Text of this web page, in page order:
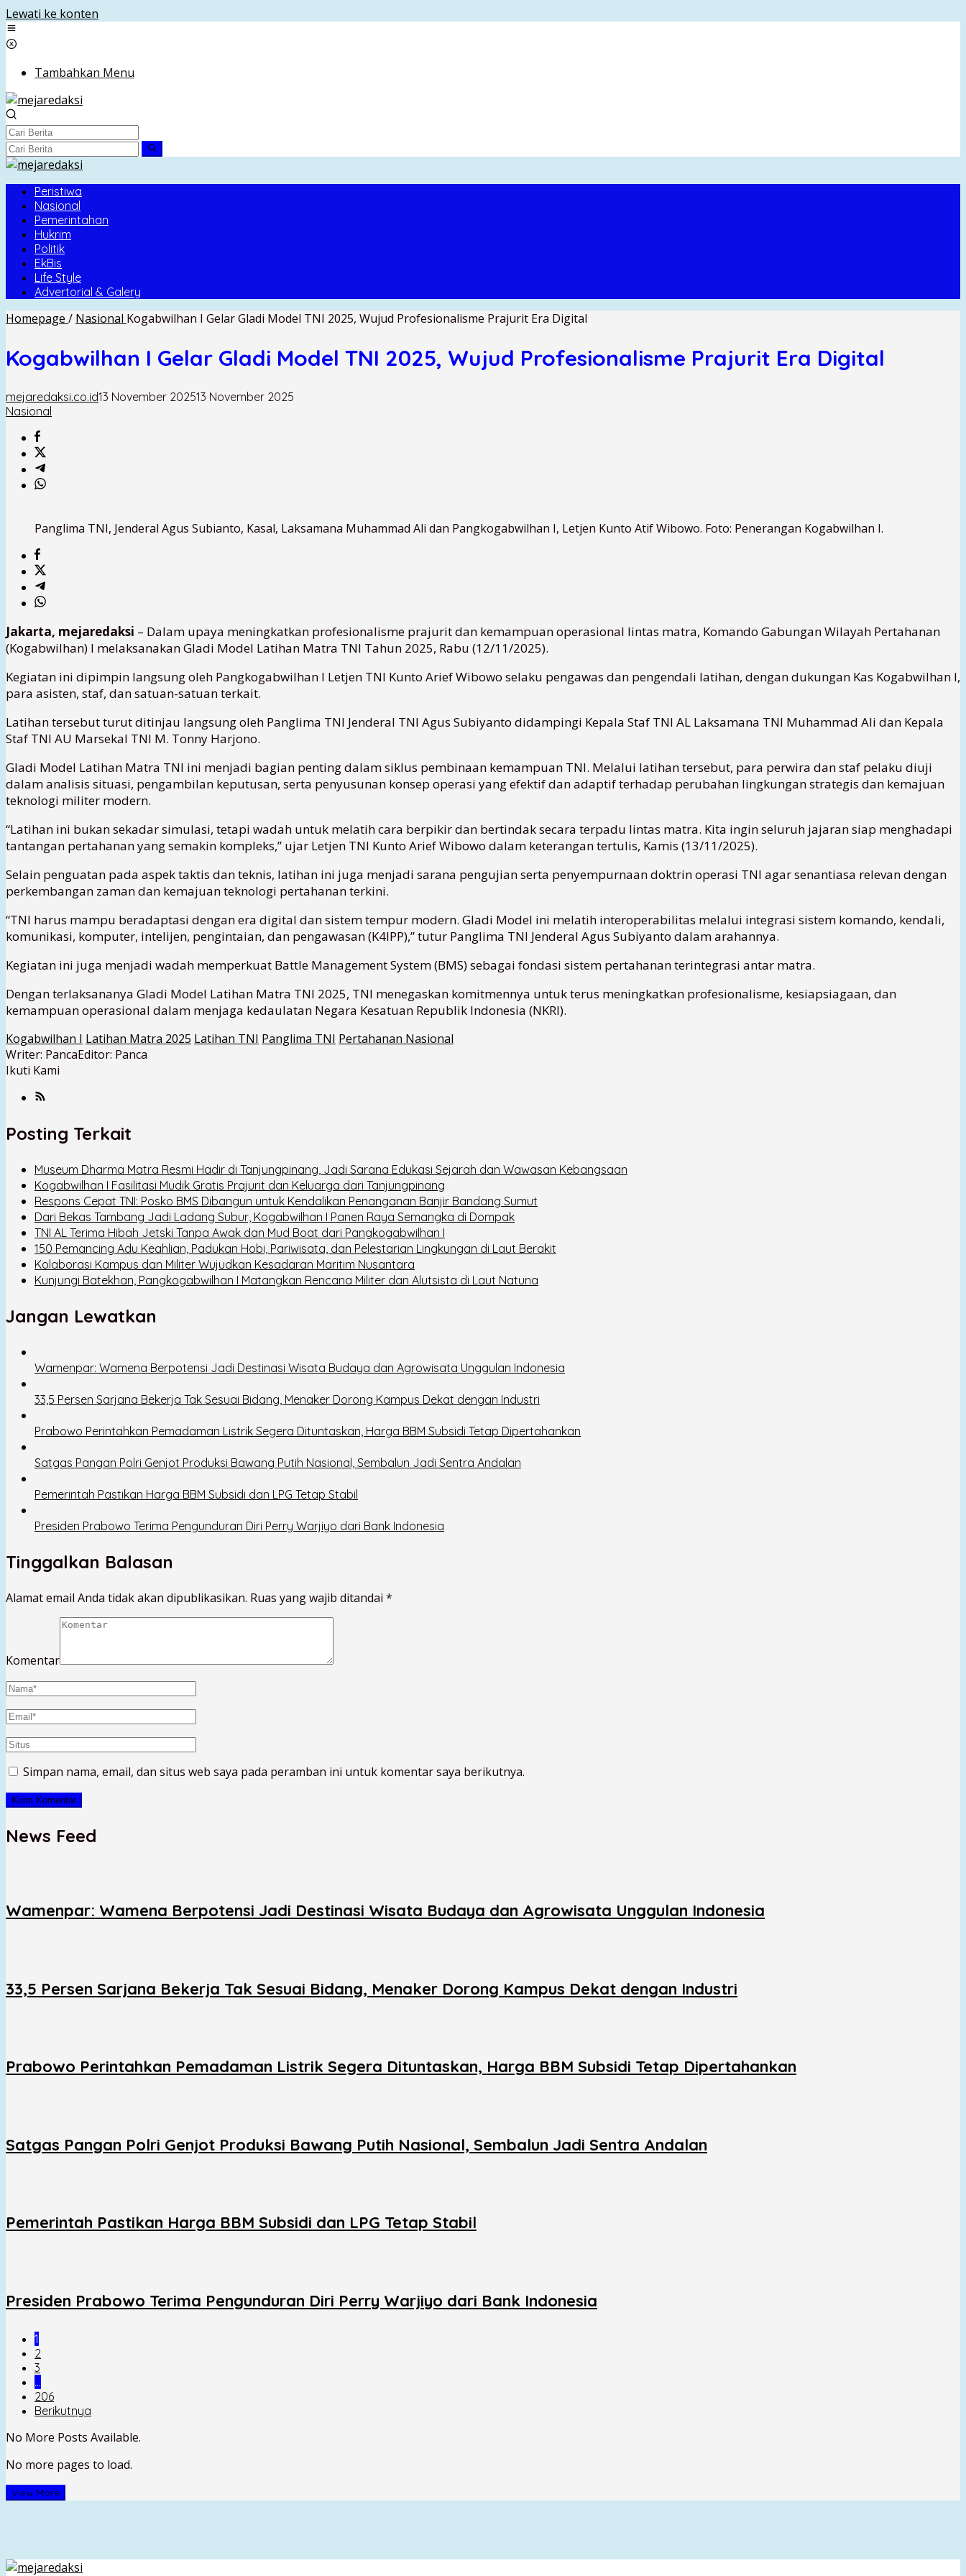
Lewati ke konten
Tambahkan Menu
Peristiwa
Nasional
Pemerintahan
Hukrim
Politik
EkBis
Life Style
Advertorial & Galery
Homepage / Nasional Kogabwilhan I Gelar Gladi Model TNI 2025, Wujud Profesionalisme Prajurit Era Digital
Kogabwilhan I Gelar Gladi Model TNI 2025, Wujud Profesionalisme Prajurit Era Digital
mejaredaksi.co.id13 November 202513 November 2025
Nasional
Panglima TNI, Jenderal Agus Subianto, Kasal, Laksamana Muhammad Ali dan Pangkogabwilhan I, Letjen Kunto Atif Wibowo. Foto: Penerangan Kogabwilhan I.
Jakarta, mejaredaksi – Dalam upaya meningkatkan profesionalisme prajurit dan kemampuan operasional lintas matra, Komando Gabungan Wilayah Pertahanan
(Kogabwilhan) I melaksanakan Gladi Model Latihan Matra TNI Tahun 2025, Rabu (12/11/2025).
Kegiatan ini dipimpin langsung oleh Pangkogabwilhan I Letjen TNI Kunto Arief Wibowo selaku pengawas dan pengendali latihan, dengan dukungan Kas Kogabwilhan I,
para asisten, staf, dan satuan-satuan terkait.
Latihan tersebut turut ditinjau langsung oleh Panglima TNI Jenderal TNI Agus Subiyanto didampingi Kepala Staf TNI AL Laksamana TNI Muhammad Ali dan Kepala
Staf TNI AU Marsekal TNI M. Tonny Harjono.
Gladi Model Latihan Matra TNI ini menjadi bagian penting dalam siklus pembinaan kemampuan TNI. Melalui latihan tersebut, para perwira dan staf pelaku diuji
dalam analisis situasi, pengambilan keputusan, serta penyusunan konsep operasi yang efektif dan adaptif terhadap perubahan lingkungan strategis dan kemajuan
teknologi militer modern.
“Latihan ini bukan sekadar simulasi, tetapi wadah untuk melatih cara berpikir dan bertindak secara terpadu lintas matra. Kita ingin seluruh jajaran siap menghadapi
tantangan pertahanan yang semakin kompleks,” ujar Letjen TNI Kunto Arief Wibowo dalam keterangan tertulis, Kamis (13/11/2025).
Selain penguatan pada aspek taktis dan teknis, latihan ini juga menjadi sarana pengujian serta penyempurnaan doktrin operasi TNI agar senantiasa relevan dengan
perkembangan zaman dan kemajuan teknologi pertahanan terkini.
“TNI harus mampu beradaptasi dengan era digital dan sistem tempur modern. Gladi Model ini melatih interoperabilitas melalui integrasi sistem komando, kendali,
komunikasi, komputer, intelijen, pengintaian, dan pengawasan (K4IPP),” tutur Panglima TNI Jenderal Agus Subiyanto dalam arahannya.
Kegiatan ini juga menjadi wadah memperkuat Battle Management System (BMS) sebagai fondasi sistem pertahanan terintegrasi antar matra.
Dengan terlaksananya Gladi Model Latihan Matra TNI 2025, TNI menegaskan komitmennya untuk terus meningkatkan profesionalisme, kesiapsiagaan, dan
kemampuan operasional dalam menjaga kedaulatan Negara Kesatuan Republik Indonesia (NKRI).
Kogabwilhan I Latihan Matra 2025 Latihan TNI Panglima TNI Pertahanan Nasional
Writer: PancaEditor: Panca
Ikuti Kami
Posting Terkait
Museum Dharma Matra Resmi Hadir di Tanjungpinang, Jadi Sarana Edukasi Sejarah dan Wawasan Kebangsaan
Kogabwilhan I Fasilitasi Mudik Gratis Prajurit dan Keluarga dari Tanjungpinang
Respons Cepat TNI: Posko BMS Dibangun untuk Kendalikan Penanganan Banjir Bandang Sumut
Dari Bekas Tambang Jadi Ladang Subur, Kogabwilhan I Panen Raya Semangka di Dompak
TNI AL Terima Hibah Jetski Tanpa Awak dan Mud Boat dari Pangkogabwilhan I
150 Pemancing Adu Keahlian, Padukan Hobi, Pariwisata, dan Pelestarian Lingkungan di Laut Berakit
Kolaborasi Kampus dan Militer Wujudkan Kesadaran Maritim Nusantara
Kunjungi Batekhan, Pangkogabwilhan I Matangkan Rencana Militer dan Alutsista di Laut Natuna
Jangan Lewatkan
Wamenpar: Wamena Berpotensi Jadi Destinasi Wisata Budaya dan Agrowisata Unggulan Indonesia
33,5 Persen Sarjana Bekerja Tak Sesuai Bidang, Menaker Dorong Kampus Dekat dengan Industri
Prabowo Perintahkan Pemadaman Listrik Segera Dituntaskan, Harga BBM Subsidi Tetap Dipertahankan
Satgas Pangan Polri Genjot Produksi Bawang Putih Nasional, Sembalun Jadi Sentra Andalan
Pemerintah Pastikan Harga BBM Subsidi dan LPG Tetap Stabil
Presiden Prabowo Terima Pengunduran Diri Perry Warjiyo dari Bank Indonesia
Tinggalkan Balasan
Alamat email Anda tidak akan dipublikasikan. Ruas yang wajib ditandai *
Komentar
Simpan nama, email, dan situs web saya pada peramban ini untuk komentar saya berikutnya.
News Feed
Wamenpar: Wamena Berpotensi Jadi Destinasi Wisata Budaya dan Agrowisata Unggulan Indonesia
33,5 Persen Sarjana Bekerja Tak Sesuai Bidang, Menaker Dorong Kampus Dekat dengan Industri
Prabowo Perintahkan Pemadaman Listrik Segera Dituntaskan, Harga BBM Subsidi Tetap Dipertahankan
Satgas Pangan Polri Genjot Produksi Bawang Putih Nasional, Sembalun Jadi Sentra Andalan
Pemerintah Pastikan Harga BBM Subsidi dan LPG Tetap Stabil
Presiden Prabowo Terima Pengunduran Diri Perry Warjiyo dari Bank Indonesia
1
2
3
…
206
Berikutnya
No More Posts Available.
No more pages to load.
View More